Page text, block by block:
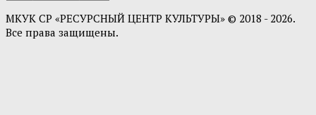
МКУК СР «РЕСУРСНЫЙ ЦЕНТР КУЛЬТУРЫ» © 2018 - 2026.
Все права защищены.